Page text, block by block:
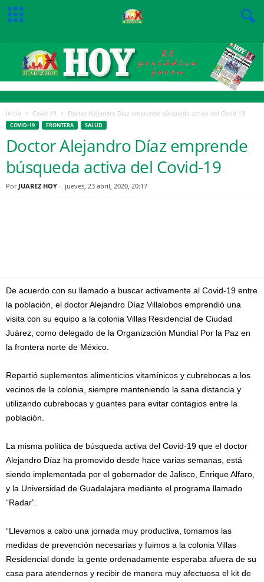
Inicio Covid-19 Doctor Alejandro Díaz emprende búsqueda activa del Covid-19
COVID-19 FRONTERA SALUD
Doctor Alejandro Díaz emprende
búsqueda activa del Covid-19
Por JUAREZ HOY - jueves, 23 abril, 2020, 20:17
De acuerdo con su llamado a buscar activamente al Covid-19 entre
la población, el doctor Alejandro Díaz Villalobos emprendió una
visita con su equipo a la colonia Villas Residencial de Ciudad
Juárez, como delegado de la Organización Mundial Por la Paz en
la frontera norte de México.
Repartió suplementos alimenticios vitamínicos y cubrebocas a los
vecinos de la colonia, siempre manteniendo la sana distancia y
utilizando cubrebocas y guantes para evitar contagios entre la
población.
La misma política de búsqueda activa del Covid-19 que el doctor
Alejandro Díaz ha promovido desde hace varias semanas, está
siendo implementada por el gobernador de Jalisco, Enrique Alfaro,
y la Universidad de Guadalajara mediante el programa llamado
“Radar”.
“Llevamos a cabo una jornada muy productiva, tomamos las
medidas de prevención necesarias y fuimos a la colonia Villas
Residencial donde la gente ordenadamente esperaba afuera de su
casa para atendernos y recibir de manera muy afectuosa el kit de